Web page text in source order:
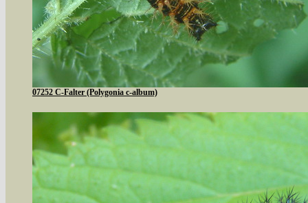
07252 C-Falter (Polygonia c-album)